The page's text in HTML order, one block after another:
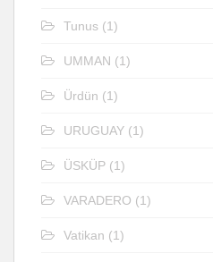
Tunus (1)
UMMAN (1)
Ürdün (1)
URUGUAY (1)
ÜSKÜP (1)
VARADERO (1)
Vatikan (1)